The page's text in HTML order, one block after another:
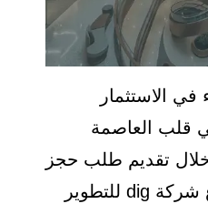
في الاستثمار
قلب العاصمة
خلال تقديم طلب حجز
وحدتك داخل مشروع شركة dig للتطوير